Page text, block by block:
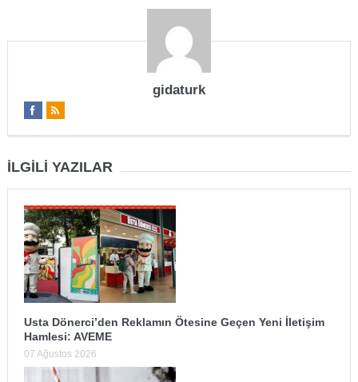
gidaturk
İLGILI YAZILAR
Usta Dönerci’den Reklamın Ötesine Geçen Yeni İletişim
Hamlesi: AVEME
07 Ağustos 2026